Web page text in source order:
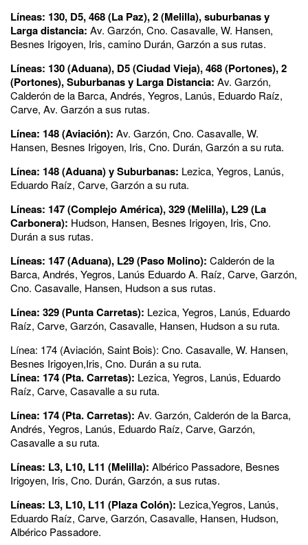
Líneas: 130, D5, 468 (La Paz), 2 (Melilla), suburbanas y
Larga distancia: Av. Garzón, Cno. Casavalle, W. Hansen,
Besnes Irigoyen, Iris, camino Durán, Garzón a sus rutas.
Líneas: 130 (Aduana), D5 (Ciudad Vieja), 468 (Portones), 2
(Portones), Suburbanas y Larga Distancia: Av. Garzón,
Calderón de la Barca, Andrés, Yegros, Lanús, Eduardo Raíz,
Carve, Av. Garzón a sus rutas.
Línea: 148 (Aviación): Av. Garzón, Cno. Casavalle, W.
Hansen, Besnes Irigoyen, Iris, Cno. Durán, Garzón a su ruta.
Línea: 148 (Aduana) y Suburbanas: Lezica, Yegros, Lanús,
Eduardo Raíz, Carve, Garzón a su ruta.
Líneas: 147 (Complejo América), 329 (Melilla), L29 (La
Carbonera): Hudson, Hansen, Besnes Irigoyen, Iris, Cno.
Durán a sus rutas.
Líneas: 147 (Aduana), L29 (Paso Molino): Calderón de la
Barca, Andrés, Yegros, Lanús Eduardo A. Raíz, Carve, Garzón,
Cno. Casavalle, Hansen, Hudson a sus rutas.
Línea: 329 (Punta Carretas): Lezica, Yegros, Lanús, Eduardo
Raíz, Carve, Garzón, Casavalle, Hansen, Hudson a su ruta.
Línea: 174 (Aviación, Saint Bois): Cno. Casavalle, W. Hansen,
Besnes Irigoyen,Iris, Cno. Durán a su ruta.
Línea: 174 (Pta. Carretas): Lezica, Yegros, Lanús, Eduardo
Raíz, Carve, Casavalle a su ruta.
Línea: 174 (Pta. Carretas): Av. Garzón, Calderón de la Barca,
Andrés, Yegros, Lanús, Eduardo Raíz, Carve, Garzón,
Casavalle a su ruta.
Líneas: L3, L10, L11 (Melilla): Albérico Passadore, Besnes
Irigoyen, Iris, Cno. Durán, Garzón, a sus rutas.
Líneas: L3, L10, L11 (Plaza Colón): Lezica,Yegros, Lanús,
Eduardo Raíz, Carve, Garzón, Casavalle, Hansen, Hudson,
Albérico Passadore.